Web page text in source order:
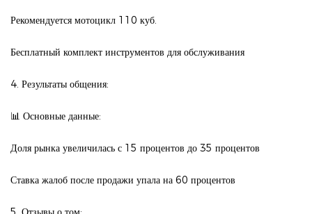
Рекомендуется мотоцикл 110 куб.
Бесплатный комплект инструментов для обслуживания
4. Результаты общения:
📊 Основные данные:
Доля рынка увеличилась с 15 процентов до 35 процентов
Ставка жалоб после продажи упала на 60 процентов